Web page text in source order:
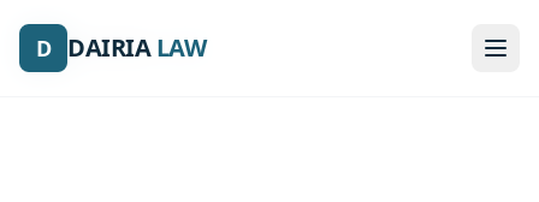
D DAIRIALAW
D DAIRIALAW